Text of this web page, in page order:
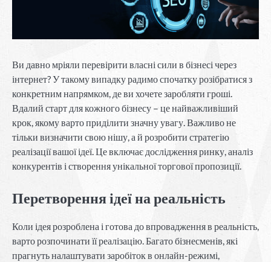
Ви давно мріяли перевірити власні сили в бізнесі через
інтернет? У такому випадку радимо спочатку розібратися з
конкретним напрямком, де ви хочете заробляти гроші.
Вдалий старт для кожного бізнесу – це найважливіший
крок, якому варто приділити значну увагу. Важливо не
тільки визначити свою нішу, а й розробити стратегію
реалізації вашої ідеї. Це включає дослідження ринку, аналіз
конкурентів і створення унікальної торгової пропозиції.
Перетворення ідеї на реальність
Коли ідея розроблена і готова до впровадження в реальність,
варто розпочинати її реалізацію. Багато бізнесменів, які
прагнуть налаштувати заробіток в онлайн-режимі,